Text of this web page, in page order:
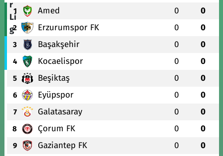
1 Amed 0 0
2 Erzurumspor FK 0 0
3 Başakşehir 0 0
4 Kocaelispor 0 0
5 Beşiktaş 0 0
6 Eyüpspor 0 0
7 Galatasaray 0 0
8 Çorum FK 0 0
9 Gaziantep FK 0 0